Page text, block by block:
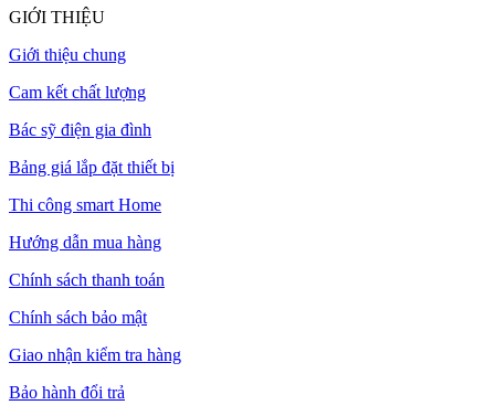
GIỚI THIỆU
Giới thiệu chung
Cam kết chất lượng
Bác sỹ điện gia đình
Bảng giá lắp đặt thiết bị
Thi công smart Home
Hướng dẫn mua hàng
Chính sách thanh toán
Chính sách bảo mật
Giao nhận kiểm tra hàng
Bảo hành đổi trả